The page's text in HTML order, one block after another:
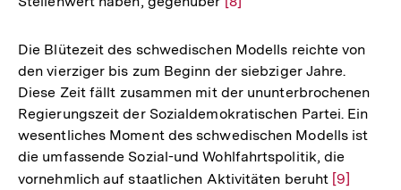
der
Fußnote
Die Blütezeit des schwedischen Modells reichte von
den vierziger bis zum Beginn der siebziger Jahre.
Diese Zeit fällt zusammen mit der ununterbrochenen
Regierungszeit der Sozialdemokratischen Partei. Ein
wesentliches Moment des schwedischen Modells ist
die umfassende Sozial-und Wohlfahrtspolitik, die
vornehmlich auf staatlichen Aktivitäten beruht Zur
[9]